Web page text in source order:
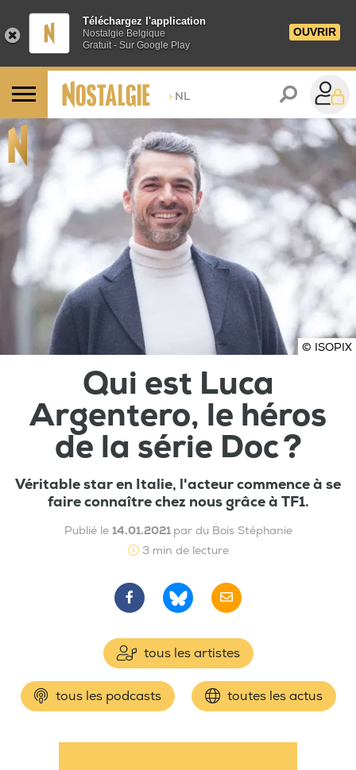
Téléchargez l'application
Nostalgie Belgique
Gratuit - Sur Google Play
OUVRIR
> NL
© ISOPIX
Qui est Luca
Argentero, le héros
de la série Doc ?
Véritable star en Italie, l'acteur commence à se
faire connaître chez nous grâce à TF1.
Publié le 14.01.2021 par du Bois Stéphanie
3 min de lecture
tous les artistes
tous les podcasts toutes les actus